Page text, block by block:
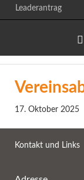
Leaderantrag
17. Oktober 2025
Kontakt und Links